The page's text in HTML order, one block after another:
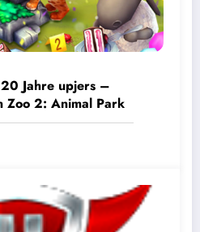
Jahre upjers –
Zoo 2: Animal Park